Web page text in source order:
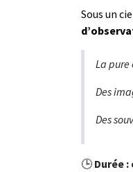
Sous un
La pure
Des
Des
🕒 Durée :